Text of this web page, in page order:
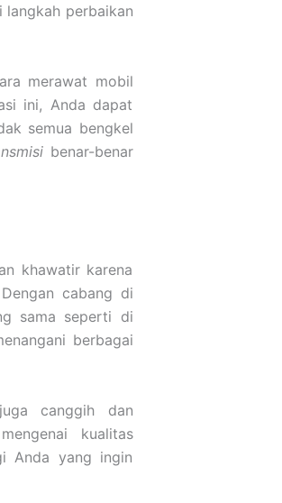
langkah perbaikan
merawat mobil
ini, Anda dapat
semua bengkel
benar-benar
khawatir karena
cabang di
sama seperti di
berbagai
canggih dan
kualitas
Anda yang ingin